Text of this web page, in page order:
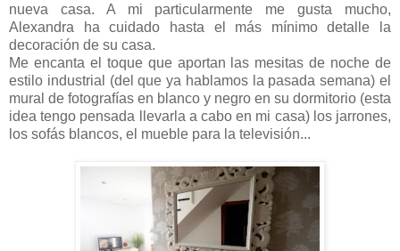
nueva casa. A mi particularmente me gusta mucho,
Alexandra ha cuidado hasta el más mínimo detalle la
decoración de su casa.
Me encanta el toque que aportan las mesitas de noche de
estilo industrial (del que ya hablamos la pasada semana) el
mural de fotografías en blanco y negro en su dormitorio (esta
idea tengo pensada llevarla a cabo en mi casa) los jarrones,
los sofás blancos, el mueble para la televisión...